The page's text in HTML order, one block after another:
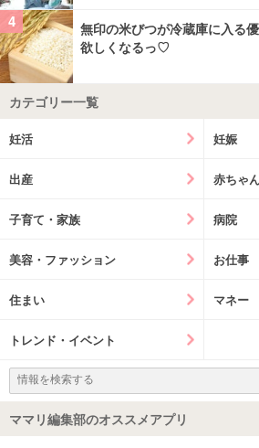
4
無印の米びつが冷蔵庫に入る
欲しくなるっ♡
カテゴリー一覧
妊活 妊娠
出産 赤ちゃ
子育て・家族 病院
美容・ファッション お仕事
住まい マネー
トレンド・イベント
ママリ編集部のオススメアプリ